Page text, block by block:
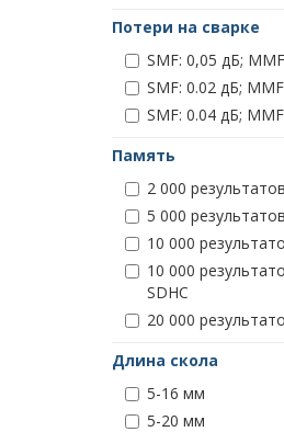
Потери на сварке
SMF: 0,05 дБ;
SMF: 0.02 дБ;
SMF: 0.04 дБ;
Память
2 000 результатов
5 000 результатов
10 000
10 000
SDHC
20 000
Длина скола
5-16 мм
5-20 мм